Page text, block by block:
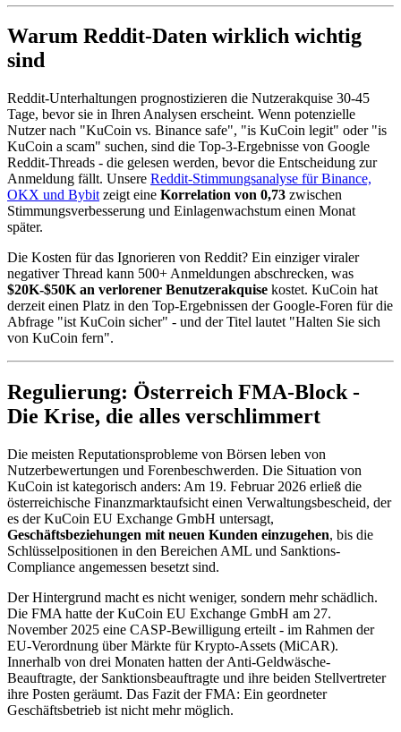
Warum Reddit-Daten wirklich wichtig
sind
Reddit-Unterhaltungen prognostizieren die Nutzerakquise 30-45
Tage, bevor sie in Ihren Analysen erscheint. Wenn potenzielle
Nutzer nach "KuCoin vs. Binance safe", "is KuCoin legit" oder "is
KuCoin a scam" suchen, sind die Top-3-Ergebnisse von Google
Reddit-Threads - die gelesen werden, bevor die Entscheidung zur
Anmeldung fällt. Unsere Reddit-Stimmungsanalyse für Binance,
OKX und Bybit zeigt eine Korrelation von 0,73 zwischen
Stimmungsverbesserung und Einlagenwachstum einen Monat
später.
Die Kosten für das Ignorieren von Reddit? Ein einziger viraler
negativer Thread kann 500+ Anmeldungen abschrecken, was
$20K-$50K an verlorener Benutzerakquise kostet. KuCoin hat
derzeit einen Platz in den Top-Ergebnissen der Google-Foren für die
Abfrage "ist KuCoin sicher" - und der Titel lautet "Halten Sie sich
von KuCoin fern".
Regulierung: Österreich FMA-Block -
Die Krise, die alles verschlimmert
Die meisten Reputationsprobleme von Börsen leben von
Nutzerbewertungen und Forenbeschwerden. Die Situation von
KuCoin ist kategorisch anders: Am 19. Februar 2026 erließ die
österreichische Finanzmarktaufsicht einen Verwaltungsbescheid, der
es der KuCoin EU Exchange GmbH untersagt,
Geschäftsbeziehungen mit neuen Kunden einzugehen, bis die
Schlüsselpositionen in den Bereichen AML und Sanktions-
Compliance angemessen besetzt sind.
Der Hintergrund macht es nicht weniger, sondern mehr schädlich.
Die FMA hatte der KuCoin EU Exchange GmbH am 27.
November 2025 eine CASP-Bewilligung erteilt - im Rahmen der
EU-Verordnung über Märkte für Krypto-Assets (MiCAR).
Innerhalb von drei Monaten hatten der Anti-Geldwäsche-
Beauftragte, der Sanktionsbeauftragte und ihre beiden Stellvertreter
ihre Posten geräumt. Das Fazit der FMA: Ein geordneter
Geschäftsbetrieb ist nicht mehr möglich.